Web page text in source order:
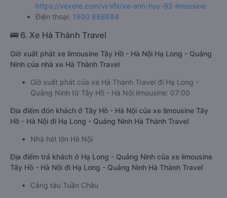
https://vexere.com/vi-VN/xe-anh-huy-92-limousine
Điện thoại: 1900 888684
🚌 6. Xe Hà Thành Travel
Giờ xuất phát xe limousine Tây Hồ - Hà Nội Hạ Long - Quảng
Ninh của nhà xe Hà Thành Travel
Giờ xuất phát của xe Hà Thành Travel đi Hạ Long -
Quảng Ninh từ Tây Hồ - Hà Nội limousine: 07:00
Địa điểm đón khách ở Tây Hồ - Hà Nội của xe limousine Tây
Hồ - Hà Nội đi Hạ Long - Quảng Ninh Hà Thành Travel
Nhà hát lớn Hà Nội
Địa điểm trả khách ở Hạ Long - Quảng Ninh của xe limousine
Tây Hồ - Hà Nội đi Hạ Long - Quảng Ninh Hà Thành Travel
Cảng tàu Tuần Châu